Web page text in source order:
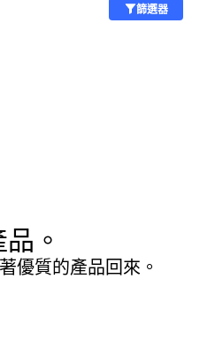
篩選器
。
優質的產品回來。